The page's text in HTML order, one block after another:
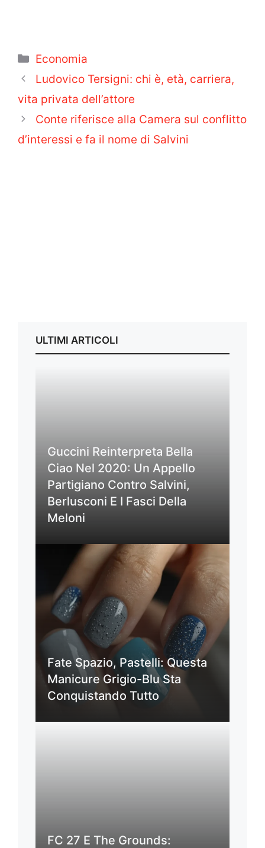
Categorie
Economia
Ludovico Tersigni: chi è, età, carriera,
vita privata dell’attore
Conte riferisce alla Camera sul conflitto
d’interessi e fa il nome di Salvini
ULTIMI ARTICOLI
Guccini Reinterpreta Bella
Ciao Nel 2020: Un Appello
Partigiano Contro Salvini,
Berlusconi E I Fasci Della
Meloni
Fate Spazio, Pastelli: Questa
Manicure Grigio-Blu Sta
Conquistando Tutto
FC 27 E The Grounds: